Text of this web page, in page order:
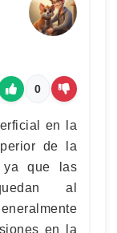
0
en la
de la
ya que las
al
en la